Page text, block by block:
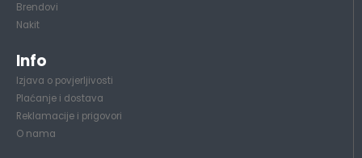
Brendovi
Nakit
Info
Izjava o povjerljivosti
Plaćanje i dostava
Reklamacije i prigovori
O nama